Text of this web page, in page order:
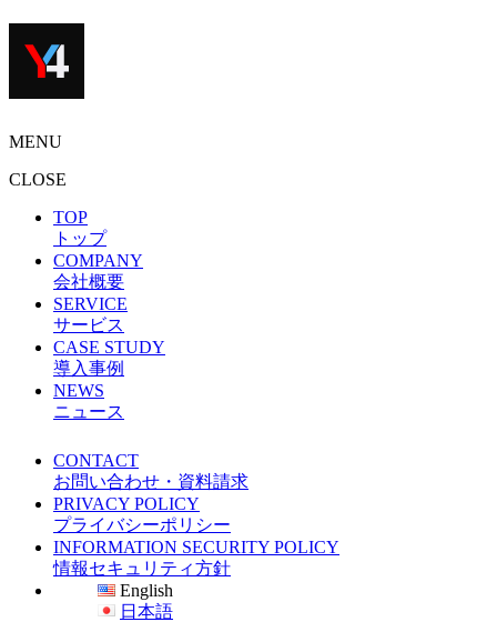
MENU
CLOSE
TOP
トップ
COMPANY
会社概要
SERVICE
サービス
CASE STUDY
導入事例
NEWS
ニュース
CONTACT
お問い合わせ・資料請求
PRIVACY POLICY
プライバシーポリシー
INFORMATION SECURITY POLICY
情報セキュリティ方針
English
日本語